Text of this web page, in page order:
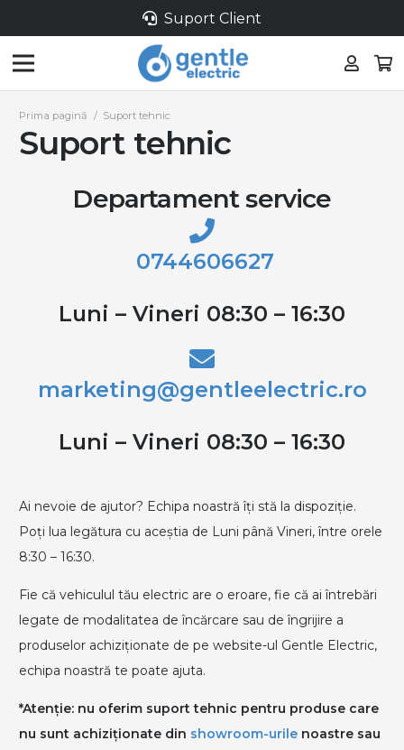
Suport Client
Prima pagină / Suport tehnic
Suport tehnic
Departament service
0744606627
Luni – Vineri 08:30 – 16:30
marketing@gentleelectric.ro
Luni – Vineri 08:30 – 16:30
Ai nevoie de ajutor? Echipa noastră îți stă la dispoziție.
Poți lua legătura cu aceștia de Luni până Vineri, între orele
8:30 – 16:30.
Fie că vehiculul tău electric are o eroare, fie că ai întrebări
legate de modalitatea de încărcare sau de îngrijire a
produselor achiziționate de pe website-ul Gentle Electric,
echipa noastră te poate ajuta.
*Atenție: nu oferim suport tehnic pentru produse care
nu sunt achiziționate din showroom-urile noastre sau